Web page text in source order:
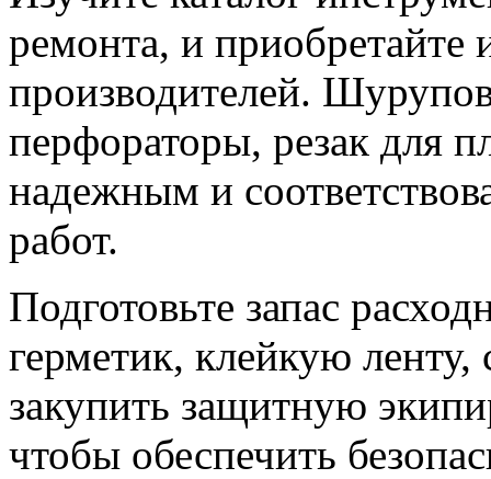
ремонта, и приобретайте
производителей.
перфораторы, резак для
надежным и
работ.
Подготовьте запас
герметик, клейкую
закупить защитную
чтобы обеспечить